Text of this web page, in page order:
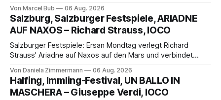
eine bildgewaltige Inszenierung, Maxime Pascal entfaltet
die komplexe Partitur eindrucksvoll, Philippe Sly berührt als
Franziskus.
Von Marcel Bub 06 Aug. 2026
Salzburg, Salzburger Festspiele, ARIADNE
AUF NAXOS – Richard Strauss, IOCO
Salzburger Festspiele: Ersan Mondtag verlegt Richard
Strauss' Ariadne auf Naxos auf den Mars und verbindet
Aufführung mit starken Solisten und den Wiener
Philharmonikern, szenisch bleibt der zweite Akt jedoch
hinter den Erwartungen zurück.
Von Daniela Zimmermann 06 Aug. 2026
Halfing, Immling-Festival, UN BALLO IN
MASCHERA – Giuseppe Verdi, IOCO